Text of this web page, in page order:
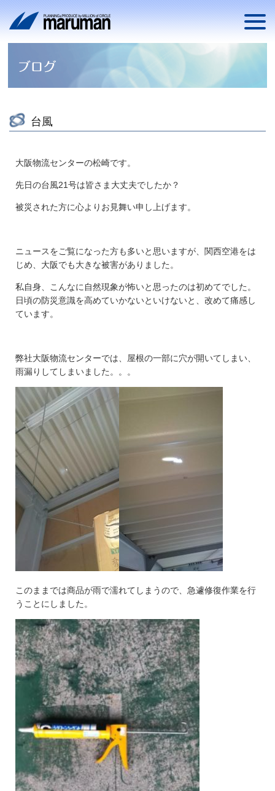
台風
大阪物流センターの松崎です。
先日の台風21号は皆さま大丈夫でしたか？
被災された方に心よりお見舞い申し上げます。
ニュースをご覧になった方も多いと思いますが、関西空港をは
じめ、大阪でも大きな被害がありました。
私自身、こんなに自然現象が怖いと思ったのは初めてでした。
日頃の防災意識を高めていかないといけないと、改めて痛感し
ています。
弊社大阪物流センターでは、屋根の一部に穴が開いてしまい、
雨漏りしてしまいました。。。
このままでは商品が雨で濡れてしまうので、急遽修復作業を行
うことにしました。